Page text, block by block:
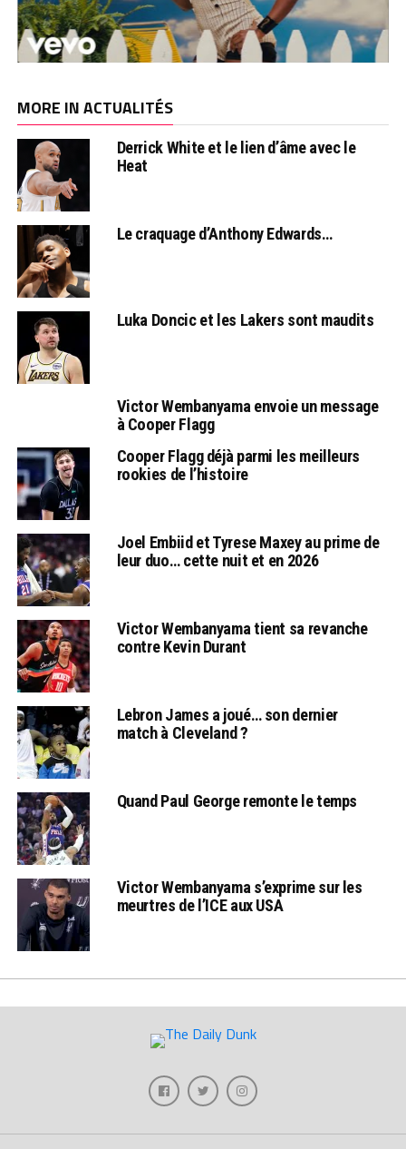
MORE IN ACTUALITÉS
Derrick White et le lien d’âme avec le
Heat
Le craquage d’Anthony Edwards…
Luka Doncic et les Lakers sont maudits
Victor Wembanyama envoie un message
à Cooper Flagg
Cooper Flagg déjà parmi les meilleurs
rookies de l’histoire
Joel Embiid et Tyrese Maxey au prime de
leur duo… cette nuit et en 2026
Victor Wembanyama tient sa revanche
contre Kevin Durant
Lebron James a joué… son dernier
match à Cleveland ?
Quand Paul George remonte le temps
Victor Wembanyama s’exprime sur les
meurtres de l’ICE aux USA